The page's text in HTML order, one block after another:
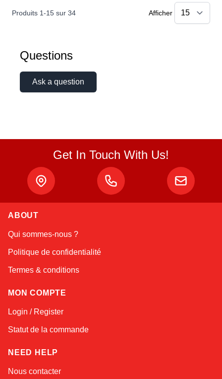
Produits 1-15 sur 34 Afficher
Questions
Ask a question
Get In Touch With Us!
ABOUT
Qui sommes-nous ?
Politique de confidentialité
Termes & conditions
MON COMPTE
Login / Register
Statut de la commande
NEED HELP
Nous contacter